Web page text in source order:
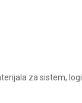
za sistem,